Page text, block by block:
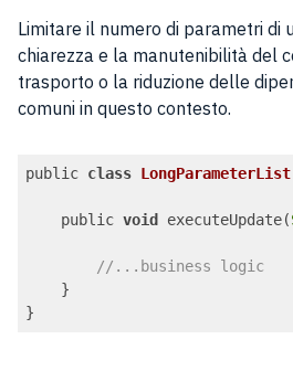
Limitare il numero di parametri di
chiarezza e la manutenibilità del
trasporto o la riduzione delle
comuni in questo contesto.
public class LongParameterList
    public
void executeUpdate(
//...business logic
    }
}